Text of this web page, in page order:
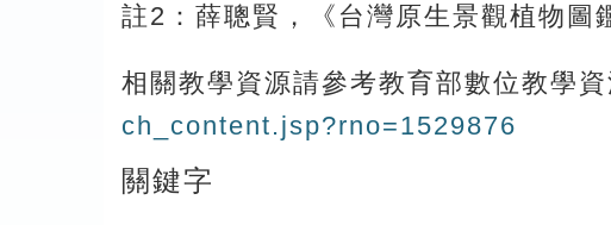
註2：薛聰賢，《台灣原生景觀植物圖
相關教學資源請參考教育部數位教學
ch_content.jsp?rno=1529876
關鍵字